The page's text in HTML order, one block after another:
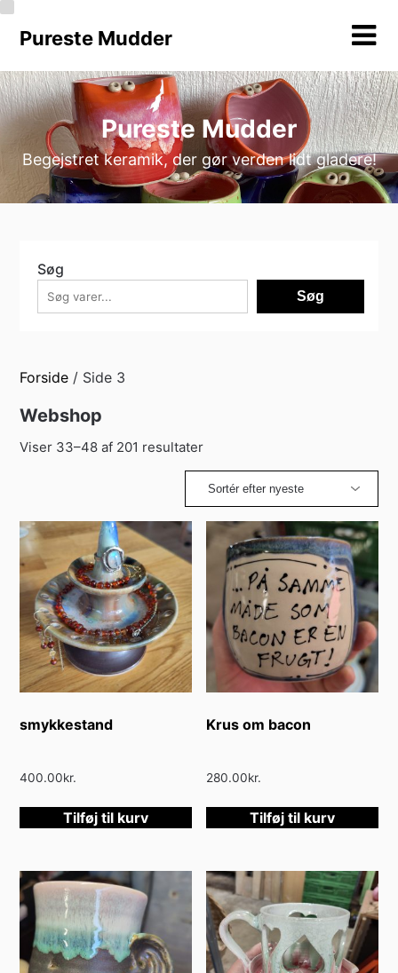
Skip
Pureste Mudder
Pureste Mudder
Begejstret keramik, der gør verden lidt gladere!
Søg
Søg
Forside / Side 3
Webshop
Viser 33–48 af 201 resultaterSorteret
seneste
smykkestand
400.00kr.
Tilføj til kurv
Krus om bacon
280.00kr.
Tilføj til kurv